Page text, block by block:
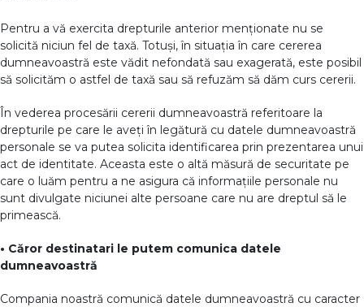
Pentru a vă exercita drepturile anterior menționate nu se
solicită niciun fel de taxă. Totuși, în situația în care cererea
dumneavoastră este vădit nefondată sau exagerată, este posibil
să solicităm o astfel de taxă sau să refuzăm să dăm curs cererii.
În vederea procesării cererii dumneavoastră referitoare la
drepturile pe care le aveți în legătură cu datele dumneavoastră
personale se va putea solicita identificarea prin prezentarea unui
act de identitate. Aceasta este o altă măsură de securitate pe
care o luăm pentru a ne asigura că informațiile personale nu
sunt divulgate niciunei alte persoane care nu are dreptul să le
primească.
• Căror destinatari le putem comunica datele
dumneavoastră
Compania noastră comunică datele dumneavoastră cu caracter